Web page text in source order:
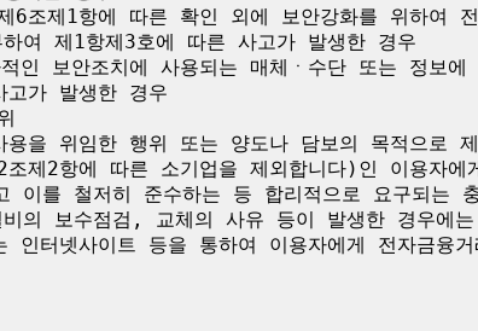
6조제1항에 따른 확인 외에 보안강화를 위하여
여 제1항제3호에 따른 사고가 발생한 경우
인 보안조치에 사용되는 매체ㆍ수단 또는 정보
가 발생한 경우
을 위임한 행위 또는 양도나 담보의 목적으로 제
제2항에 따른 소기업을 제외합니다)인 이용자
이를 철저히 준수하는 등 합리적으로 요구되는
의 보수점검, 교체의 사유 등이 발생한 경우에는
터넷사이트 등을 통하여 이용자에게 전자금융